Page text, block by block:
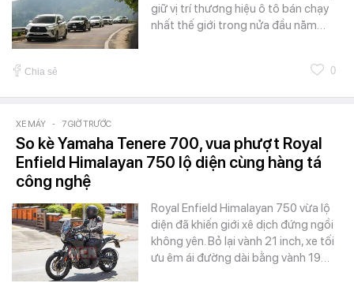
giữ vị trí thương hiệu ô tô bán chạy
nhất thế giới trong nửa đầu năm…
Chia sẻ 0
XE MÁY - 7 GIỜ TRƯỚC
So kè Yamaha Tenere 700, vua phượt Royal
Enfield Himalayan 750 lộ diện cùng hàng tá
công nghệ
Royal Enfield Himalayan 750 vừa lộ
diện đã khiến giới xê dịch đứng ngồi
không yên. Bỏ lại vành 21 inch, xe tối
ưu êm ái đường dài bằng vành 19…